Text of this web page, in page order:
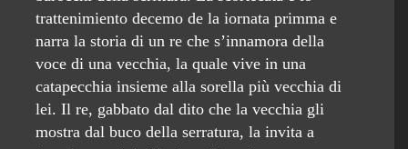
trattenimiento decemo de la iornata primma e
narra la storia di un re che s’innamora della
voce di una vecchia, la quale vive in una
catapecchia insieme alla sorella più vecchia di
lei. Il re, gabbato dal dito che la vecchia gli
mostra dal buco della serratura, la invita a